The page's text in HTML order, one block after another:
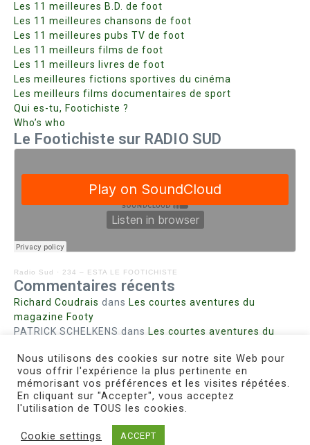
Les 11 meilleures B.D. de foot
Les 11 meilleures chansons de foot
Les 11 meilleures pubs TV de foot
Les 11 meilleurs films de foot
Les 11 meilleurs livres de foot
Les meilleures fictions sportives du cinéma
Les meilleurs films documentaires de sport
Qui es-tu, Footichiste ?
Who’s who
Le Footichiste sur RADIO SUD
Radio Sud · 234 – ESTA LE FOOTICHISTE
Commentaires récents
Richard Coudrais dans Les courtes aventures du
magazine Footy
PATRICK SCHELKENS dans Les courtes aventures du
Bohn fabiennedans Intrigues sanglantes à Mulhouse
Steph. RUTA dansLust for Nice
MIRMANDdansPieds agiles et champignons
Copyright © 2026 Le Footichiste | Réalisé par
Nous utilisons des cookies sur notre site Web pour
vous offrir l'expérience la plus pertinente en
mémorisant vos préférences et les visites répétées.
En cliquant sur "Accepter", vous acceptez
l'utilisation de TOUS les cookies.
Cookie settings ACCEPT